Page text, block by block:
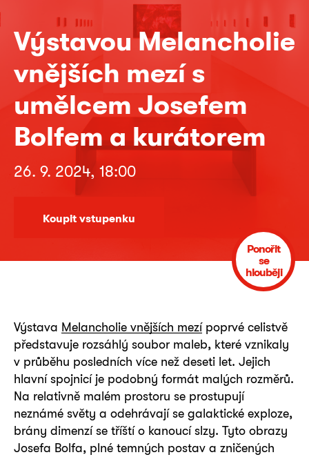
Výstavou Melancholie
vnějších mezí s
umělcem Josefem
Bolfem a kurátorem
26. 9. 2024, 18:00
Koupit vstupenku
Ponořit
se
hlouběji
Výstava Melancholie vnějších mezípoprvé celistvě
představuje rozsáhlý soubor maleb, které vznikaly
v průběhu posledních více než deseti let. Jejich
hlavní spojnicí je podobný formát malých rozměrů.
Na relativně malém prostoru se prostupují
neznámé světy a odehrávají se galaktické exploze,
brány dimenzí se tříští o kanoucí slzy. Tyto obrazy
Josefa Bolfa, plné temných postav a zničených